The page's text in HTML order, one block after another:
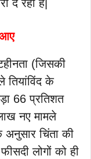
दे रही हैं|
आए
(जिसकी
तियांविंद के
66 प्रतिशत
नए मामले
चिंता की
लोगों को ही